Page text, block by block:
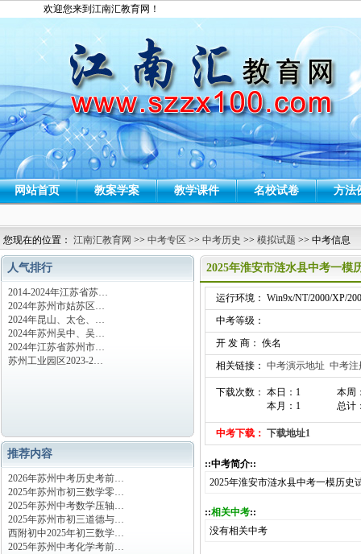
欢迎您来到江南汇教育网！
网站首页 教案学案 教学课件 名校试卷 方法
您现在的位置： 江南汇教育网 >> 中考专区 >> 中考历史 >> 模拟试题 >> 中考信息
人气排行
2014-2024年江苏省苏…
2024年苏州市姑苏区…
2024年昆山、太仓、…
2024年苏州吴中、吴…
2024年江苏省苏州市…
苏州工业园区2023-2…
推荐内容
2026年苏州中考历史考前…
2025年苏州市初三数学零…
2025年苏州中考数学压轴…
2025年苏州市初三道德与…
西附初中2025年初三数学…
2025年苏州中考化学考前…
2025年淮安市涟水县中考一模
运行环境： Win9x/NT/2000/XP/
中考等级：
开 发 商： 佚名
相关链接： 中考演示地址 中考注
下载次数： 本日：1
本月：1
本周
总计
中考下载： 下载地址1
::中考简介::
2025年淮安市涟水县中考一模历史
::相关中考::
没有相关中考